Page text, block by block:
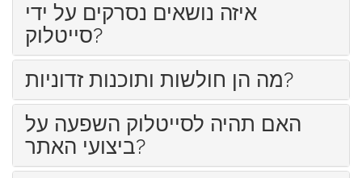
איזה נושאים נסרקים על ידי
סייטלוק?
מה הן חולשות ותוכנות זדוניות?
האם תהיה לסייטלוק השפעה על
ביצועי האתר?